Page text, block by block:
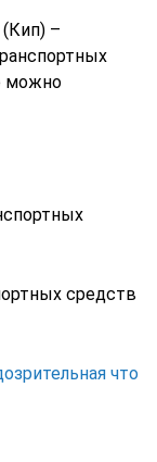
–
можно
средств
что